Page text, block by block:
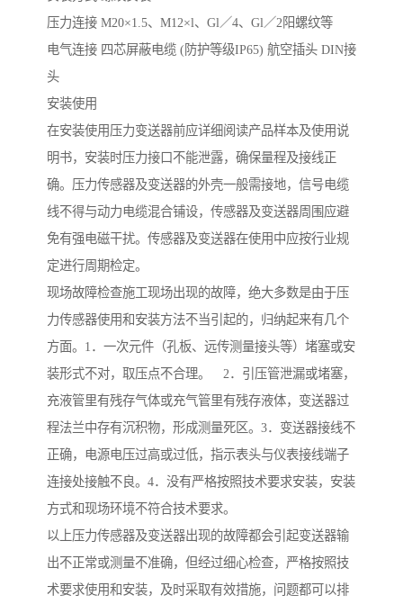
压力连接 M20×1.5、M12×l、Gl／4、Gl／2阳螺纹等
电气连接 四芯屏蔽电缆 (防护等级IP65) 航空插头 DIN接
头
安装使用
在安装使用压力变送器前应详细阅读产品样本及使用说
明书，安装时压力接口不能泄露，确保量程及接线正
确。压力传感器及变送器的外壳一般需接地，信号电缆
线不得与动力电缆混合铺设，传感器及变送器周围应避
免有强电磁干扰。传感器及变送器在使用中应按行业规
定进行周期检定。
现场故障检查施工现场出现的故障，绝大多数是由于压
力传感器使用和安装方法不当引起的，归纳起来有几个
方面。1．一次元件（孔板、远传测量接头等）堵塞或安
装形式不对，取压点不合理。 2．引压管泄漏或堵塞，
充液管里有残存气体或充气管里有残存液体，变送器过
程法兰中存有沉积物，形成测量死区。3．变送器接线不
正确，电源电压过高或过低，指示表头与仪表接线端子
连接处接触不良。4．没有严格按照技术要求安装，安装
方式和现场环境不符合技术要求。
以上压力传感器及变送器出现的故障都会引起变送器输
出不正常或测量不准确，但经过细心检查，严格按照技
术要求使用和安装，及时采取有效措施，问题都可以排